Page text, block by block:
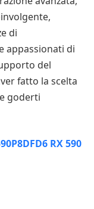
di
appassionati di
del
fatto la scelta
goderti